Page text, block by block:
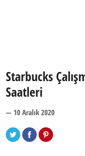
Starbucks
Saatleri
— 10 Aralık 2020